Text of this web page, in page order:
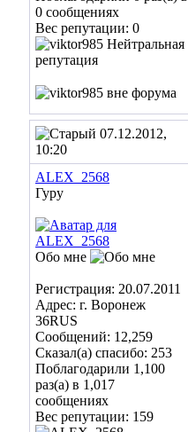
0 сообщениях
Вес репутации: 0
07.12.2012,
10:20
ALEX_2568
Гуру
Обо мне
Регистрация: 20.07.2011
Адрес: г. Воронеж
36RUS
Сообщений: 12,259
Сказал(а) спасибо: 253
Поблагодарили 1,100
раз(а) в 1,017
сообщениях
Вес репутации: 159